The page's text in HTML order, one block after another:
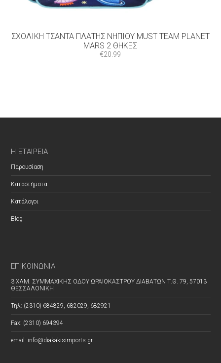
ΣΧΟΛΙΚΉ ΤΣΆΝΤΑ ΠΛΆΤΗΣ ΝΗΠΊΟΥ MUST TEAM PLANET
MARS 2 ΘΉΚΕΣ
€20.99
Η ΕΤΑΙΡΕΊΑ
Παρουσίαση
Καταστήματα
Κατάλογοι
Blog
ΕΠΙΚΟΙΝΩΝΊΑ
3 ΧΛΜ. ΣΥΜΜΑΧΙΚΗΣ ΟΔΟΥ ΩΡΑΙΟΚΑΣΤΡΟΥ ΔΙΑΒΑΤΩΝ Τ.Θ. 79, 57013
ΘΕΣΣΑΛΟΝΙΚΗ
Τηλ: (2310) 684829, 682029, 682921
Fax: (2310) 694394
email: info@diakakisimports.gr